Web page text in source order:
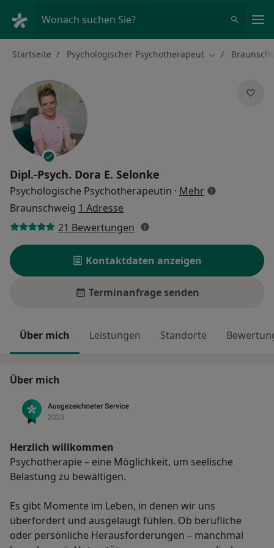
Wonach suchen Sie?
Startseite Psychologischer Psychotherapeut Stadt ändern
Dipl.-Psych. Dora E. Selonke
Psychologische Psychotherapeutin · Mehrüber
Braunschweig 1 Adresse
21 Bewertungen
Kontaktdaten anzeigen
Terminanfrage senden
Über mich Leistungen Standorte
Über mich
Herzlich willkommen
Psychotherapie – eine Möglichkeit, um seelische
Belastung zu bewältigen.
Es gibt Momente im Leben, in denen wir uns
überfordert und ausgelaugt fühlen. Ob berufliche
oder persönliche Herausforderungen – manchmal